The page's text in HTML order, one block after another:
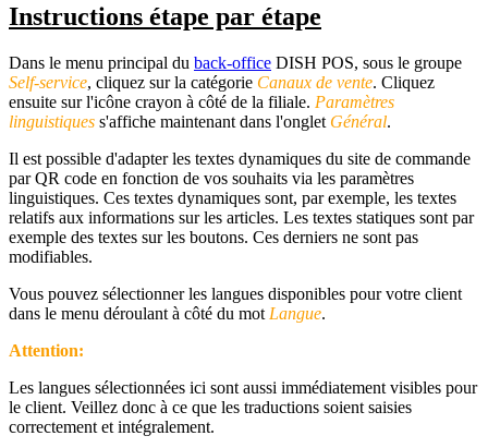
Instructions étape par étape
Dans le menu principal du back-office DISH POS, sous le groupe
Self-service, cliquez sur la catégorie Canaux de vente. Cliquez
ensuite sur l'icône crayon à côté de la filiale. Paramètres
linguistiques s'affiche maintenant dans l'onglet Général.
Il est possible d'adapter les textes dynamiques du site de commande
par QR code en fonction de vos souhaits via les paramètres
linguistiques. Ces textes dynamiques sont, par exemple, les textes
relatifs aux informations sur les articles. Les textes statiques sont par
exemple des textes sur les boutons. Ces derniers ne sont pas
modifiables.
Vous pouvez sélectionner les langues disponibles pour votre client
dans le menu déroulant à côté du mot Langue.
Attention:
Les langues sélectionnées ici sont aussi immédiatement visibles pour
le client. Veillez donc à ce que les traductions soient saisies
correctement et intégralement.